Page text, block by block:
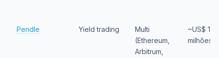
Pendle Yield trading
Multi
(Ethereum,
Arbitrum,
~US$ 15
milhões